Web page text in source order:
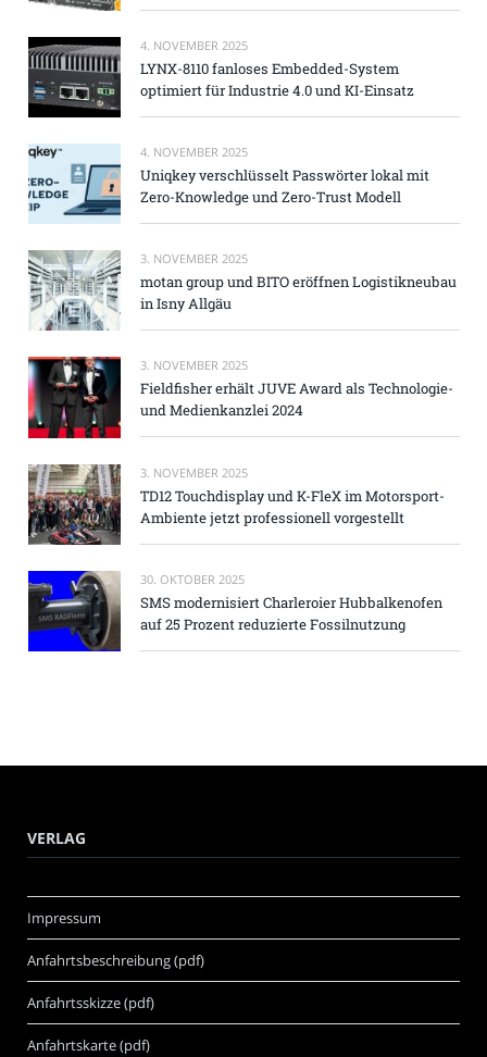
4. NOVEMBER 2025
LYNX-8110 fanloses Embedded-System
optimiert für Industrie 4.0 und KI-Einsatz
4. NOVEMBER 2025
Uniqkey verschlüsselt Passwörter lokal mit
Zero-Knowledge und Zero-Trust Modell
3. NOVEMBER 2025
motan group und BITO eröffnen Logistikneubau
in Isny Allgäu
3. NOVEMBER 2025
Fieldfisher erhält JUVE Award als Technologie-
und Medienkanzlei 2024
3. NOVEMBER 2025
TD12 Touchdisplay und K-FleX im Motorsport-
Ambiente jetzt professionell vorgestellt
30. OKTOBER 2025
SMS modernisiert Charleroier Hubbalkenofen
auf 25 Prozent reduzierte Fossilnutzung
VERLAG
Impressum
Anfahrtsbeschreibung (pdf)
Anfahrtsskizze (pdf)
Anfahrtskarte (pdf)